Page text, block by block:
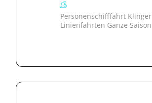
Personenschifffahrt Klinger
Linienfahrten Ganze Saison